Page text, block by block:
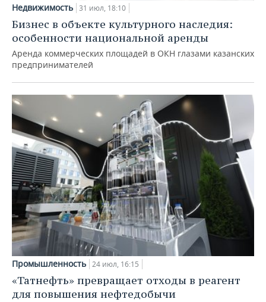
Недвижимость 31 июл, 18:10
Бизнес в объекте культурного наследия:
особенности национальной аренды
Аренда коммерческих площадей в ОКН глазами казанских
предпринимателей
Промышленность 24 июл, 16:15
«Татнефть» превращает отходы в реагент
для повышения нефтедобычи